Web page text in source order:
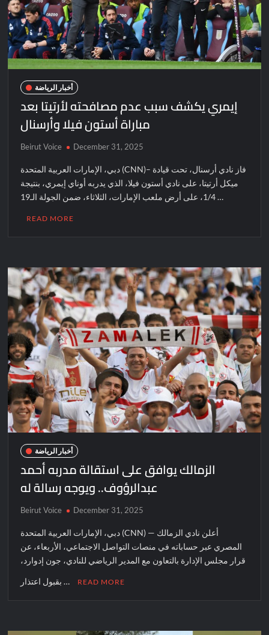
أخبار الرياضة
إيمري يكشف سبب عدم مصافحته لأرتيتا بعد
مباراة أستون فيلا وأرسنال
Beirut Voice December 31, 2025
دبي، الإمارات العربية المتحدة (CNN)– فاز نادي أرسنال، تحت قيادة
ميكل أرتيتا، على نادي أستون فيلا، الذي يدربه أوناي إيمري، بنتيجة
1/4، على أرض ملعب الإمارات، الثلاثاء، ضمن الجولة الـ19 …
READ MORE
أخبار الرياضة
الزمالك يوافق على استقالة مدربه أحمد
عبدالرؤوف.. ويوجه رسالة له
Beirut Voice December 31, 2025
دبي، الإمارات العربية المتحدة (CNN) — أعلن نادي الزمالك
المصري عبر حساباته في منصات التواصل الاجتماعي، الأربعاء، عن
قرار مجلس الإدارة بالتعاون مع المدير الرياضي للنادي، جون إدوارد،
بقبول اعتذار … READ MORE